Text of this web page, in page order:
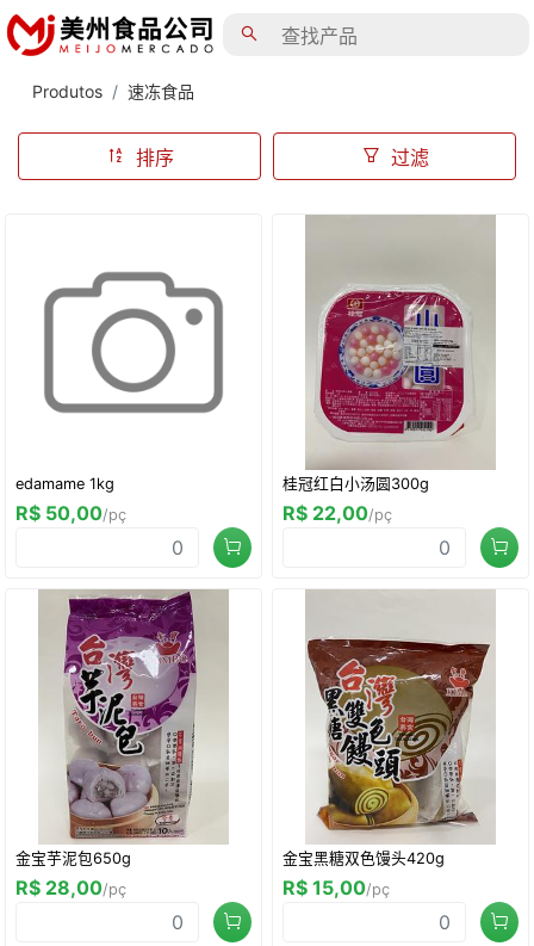
Produtos 速冻食品
排序 过滤
edamame 1kg
R$ 50,00/pç
桂冠红白小汤圆300g
R$ 22,00/pç
金宝芋泥包650g
R$ 28,00/pç
金宝黑糖双色馒头420g
R$ 15,00/pç